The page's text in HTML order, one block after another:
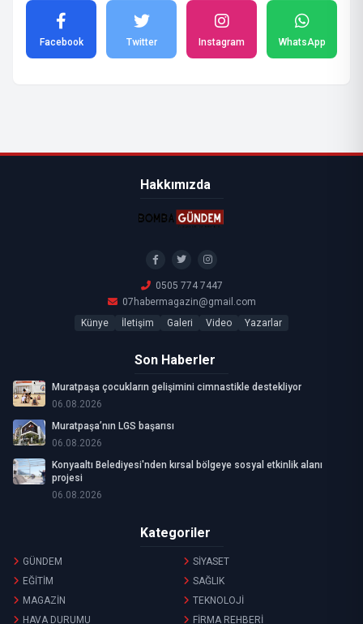
Facebook Twitter Instagram WhatsApp
Hakkımızda
0505 774 7447
07habermagazin@gmail.com
Künye
İletişim Galeri Video Yazarlar
Son Haberler
Muratpaşa çocukların gelişimini cimnastikle destekliyor
06.08.2026
Muratpaşa’nın LGS başarısı
06.08.2026
Konyaaltı Belediyesi'nden kırsal bölgeye sosyal etkinlik alanı
projesi
06.08.2026
Kategoriler
GÜNDEM
SİYASET
EĞİTİM
SAĞLIK
MAGAZİN
TEKNOLOJİ
HAVA DURUMU
FİRMA REHBERİ